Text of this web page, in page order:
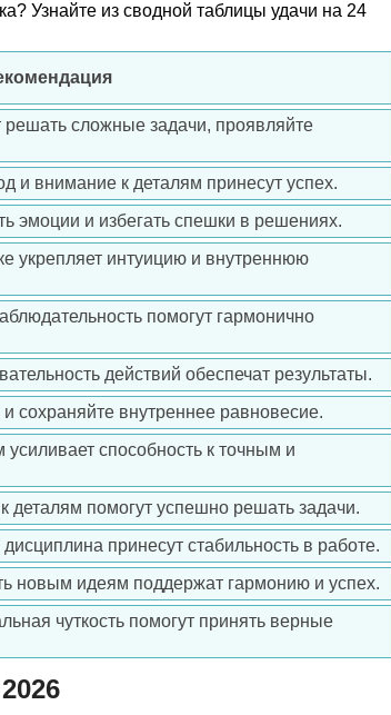
Узнайте из сводной таблицы удачи на 24
сложные задачи, проявляйте
и внимание к деталям принесут успех.
эмоции и избегать спешки в решениях.
укрепляет интуицию и внутреннюю
помогут гармонично
действий обеспечат результаты.
сохраняйте внутреннее равновесие.
способность к точным и
деталям помогут успешно решать задачи.
принесут стабильность в работе.
новым идеям поддержат гармонию и успех.
чуткость помогут принять верные